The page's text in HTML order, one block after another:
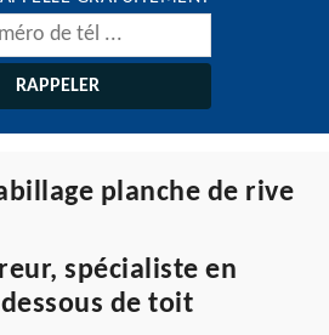
planche de rive
spécialiste en
de toit